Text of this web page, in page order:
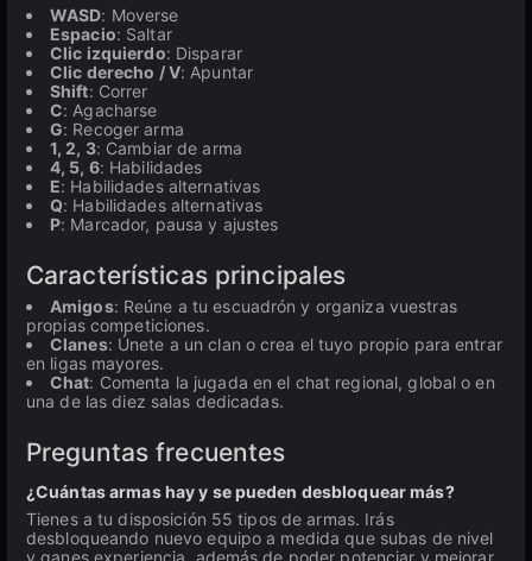
WASD: Moverse
Espacio: Saltar
Clic izquierdo: Disparar
Clic derecho / V: Apuntar
Shift: Correr
C: Agacharse
G: Recoger arma
1, 2, 3: Cambiar de arma
4, 5, 6: Habilidades
E: Habilidades alternativas
Q: Habilidades alternativas
P: Marcador, pausa y ajustes
Características principales
Amigos: Reúne a tu escuadrón y organiza vuestras
propias competiciones.
Clanes: Únete a un clan o crea el tuyo propio para entrar
en ligas mayores.
Chat: Comenta la jugada en el chat regional, global o en
una de las diez salas dedicadas.
Preguntas frecuentes
¿Cuántas armas hay y se pueden desbloquear más?
Tienes a tu disposición 55 tipos de armas. Irás
desbloqueando nuevo equipo a medida que subas de nivel
y ganes experiencia, además de poder potenciar y mejorar